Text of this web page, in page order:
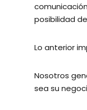
posibilidad
Lo anterior
Nosotros
sea su